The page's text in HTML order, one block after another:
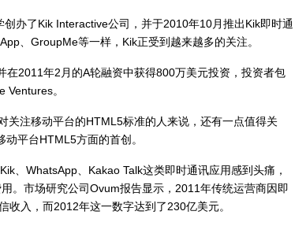
了Kik Interactive公司，并于2010年10月推出Kik即时通
、GroupMe等一样，Kik正受到越来越多的关注。
2011年2月的A轮融资中获得800万美元投资，投资者包
Ventures。
注移动平台的HTML5标准的人来说，还有一点值得关
平台HTML5方面的首创。
WhatsApp、Kakao Talk这类即时通讯应用感到头痛，
。市场研究公司Ovum报告显示，2011年传统运营商因即
收入，而2012年这一数字达到了230亿美元。